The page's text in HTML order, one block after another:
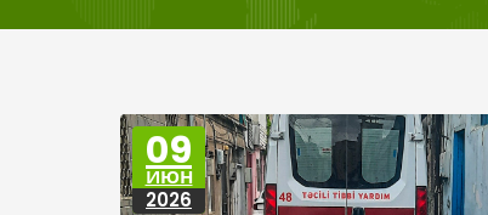
09
ИЮН
2026